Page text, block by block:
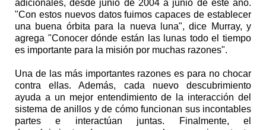
adicionales, desde junio de 2004 a junio de este año.
"Con estos nuevos datos fuimos capaces de establecer
una buena órbita para la nueva luna", dice Murray, y
agrega "Conocer dónde están las lunas todo el tiempo
es importante para la misión por muchas razones".
Una de las más importantes razones es para no chocar
contra ellas. Además, cada nuevo descubrimiento
ayuda a un mejor entendimiento de la interacción del
sistema de anillos y de cómo funcionan sus incontables
partes e interactúan juntas. Finalmente, el